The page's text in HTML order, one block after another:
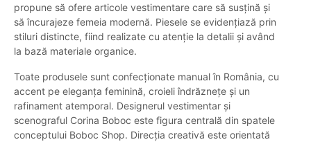
propune să ofere articole vestimentare care să susțină și
să încurajeze femeia modernă. Piesele se evidențiază prin
stiluri distincte, fiind realizate cu atenție la detalii și având
la bază materiale organice.
Toate produsele sunt confecționate manual în România, cu
accent pe eleganța feminină, croieli îndrăznețe și un
rafinament atemporal. Designerul vestimentar și
scenograful Corina Boboc este figura centrală din spatele
conceptului Boboc Shop. Direcția creativă este orientată